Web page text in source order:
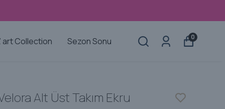
art Collection Sezon Sonu 0
Alt Üst Takım Ekru